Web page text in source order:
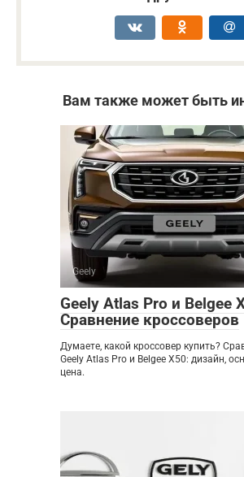
Вам также может быть
Geely
Geely Atlas Pro и Belgee
Сравнение кроссоверов
Думаете, какой кроссовер купить?
Geely Atlas Pro и Belgee X50: дизайн,
цена.